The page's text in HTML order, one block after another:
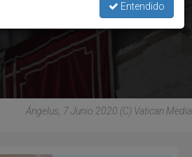
Ángelus, 7 Junio 2020 (C) Vatican Media
Entendido